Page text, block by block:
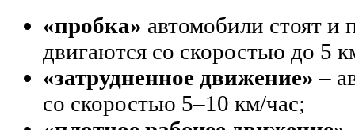
«пробка» автомобили стоят и
двигаются со скоростью до 5
«затрудненное движение» –
со скоростью 5–10 км/час;